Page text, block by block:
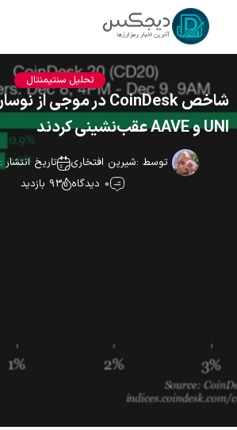
تحلیل سنتیمنتال
UNI و AAVE عقب‌نشینی کردند
توسط :شیرین افتخاری
تاریخ انتشار : 8 ماه پیش
0 دیدگاه
93 بازدید